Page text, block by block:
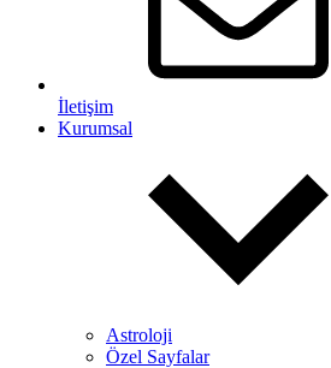
İletişim
Kurumsal
Astroloji
Özel Sayfalar